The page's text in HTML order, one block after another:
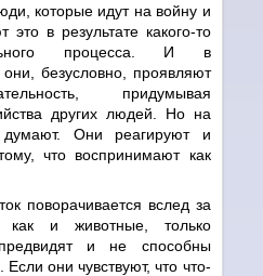
которые идут на войну и
это в результате какого-то
процесса. И в
безусловно, проявляют
придумывая
других людей. Но на
Они реагируют и
что воспринимают как
поворачивается вслед за
и животные, только
и не способны
они чувствуют, что что-